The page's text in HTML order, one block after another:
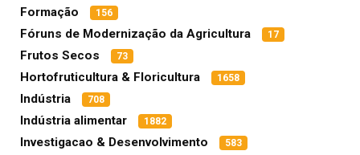
Formação 156
Fóruns de Modernização da Agricultura 17
Frutos Secos 73
Hortofruticultura & Floricultura 1658
Indústria 708
Indústria alimentar 1882
Investigacao & Desenvolvimento 583